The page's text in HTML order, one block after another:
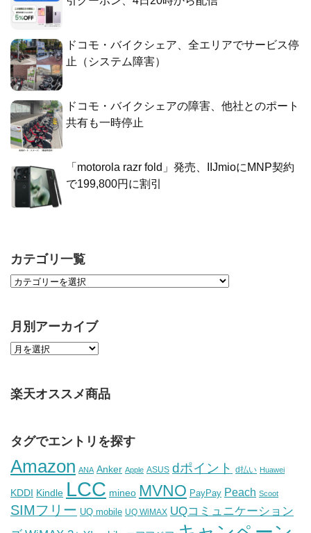
ドコモ・バイクシェア、全エリアでサービス停
止（システム障害）
ドコモ・バイクシェアの障害、他社とのポート
共有も一時停止
「motorola razr fold」発売、IIJmioにMNP契約
で199,800円に割引
カテゴリ一覧
月別アーカイブ
楽天オススメ商品
タグでエントリを探す
Amazon ANA Anker Apple ASUS dポイント d払い Huawei
KDDI Kindle LCC mineo MVNO PayPay Peach Scoot
SIMフリー UQ mobile UQ WiMAX UQコミュニケーション